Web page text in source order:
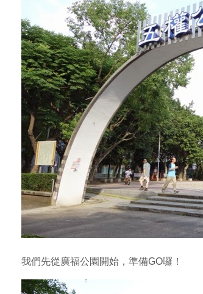
我們先從廣福公園開始，準備GO囉！